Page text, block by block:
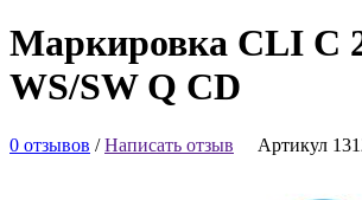
Маркировка CLI C
WS/SW Q CD
0 отзывов /Написать отзыв Артикул